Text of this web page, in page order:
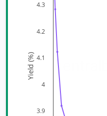
3.9
4
4.1
4.2
4.3
Yield (%)